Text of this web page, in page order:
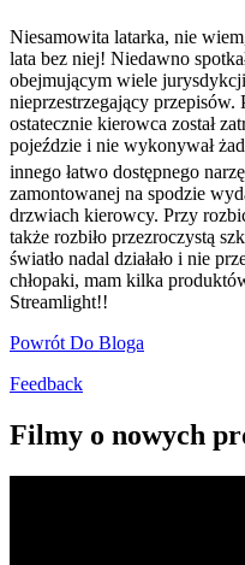
Niesamowita latarka, nie
lata bez niej! Niedawno
obejmującym wiele
nieprzestrzegający przepisów.
ostatecznie kierowca został
pojeździe i nie wykonywał
innego łatwo dostępnego
zamontowanej na spodzie
drzwiach kierowcy. Przy
także rozbiło przezroczystą
światło nadal działało i nie
chłopaki, mam kilka
Streamlight!!
Powrót Do Bloga
Feedback
Filmy o nowych